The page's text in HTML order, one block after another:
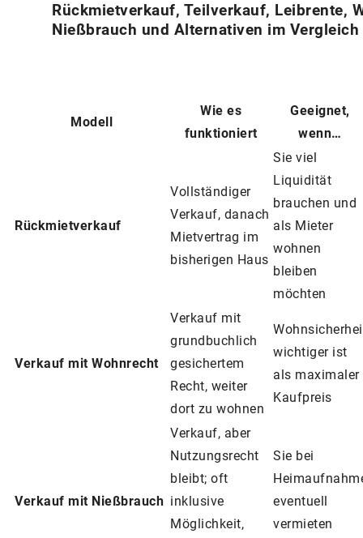
Rückmietverkauf, Teilverkauf, Leibrente,
Nießbrauch und Alternativen im Vergleich
Modell
Wie es
funktioniert
Geeignet,
wenn…
Rückmietverkauf
Vollständiger
Verkauf, danach
Mietvertrag im
bisherigen Haus
Sie viel
Liquidität
brauchen und
als Mieter
wohnen
bleiben
möchten
Verkauf mit Wohnrecht
Verkauf mit
grundbuchlich
gesichertem
Recht, weiter
dort zu wohnen
wichtiger ist
als maximaler
Kaufpreis
Verkauf mit Nießbrauch
Verkauf, aber
Nutzungsrecht
bleibt; oft
inklusive
Möglichkeit,
Sie bei
eventuell
vermieten